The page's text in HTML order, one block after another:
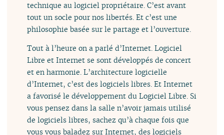
technique au logiciel propriétaire. C’est avant
tout un socle pour nos libertés. Et c’est une
philosophie basée sur le partage et l’ouverture.
Tout à l’heure on a parlé d’Internet. Logiciel
Libre et Internet se sont développés de concert
et en harmonie. L’architecture logicielle
d’Internet, c’est des logiciels libres. Et Internet
a favorisé le développement du Logiciel Libre. Si
vous pensez dans la salle n’avoir jamais utilisé
de logiciels libres, sachez qu’à chaque fois que
vous vous baladez sur Internet, des logiciels